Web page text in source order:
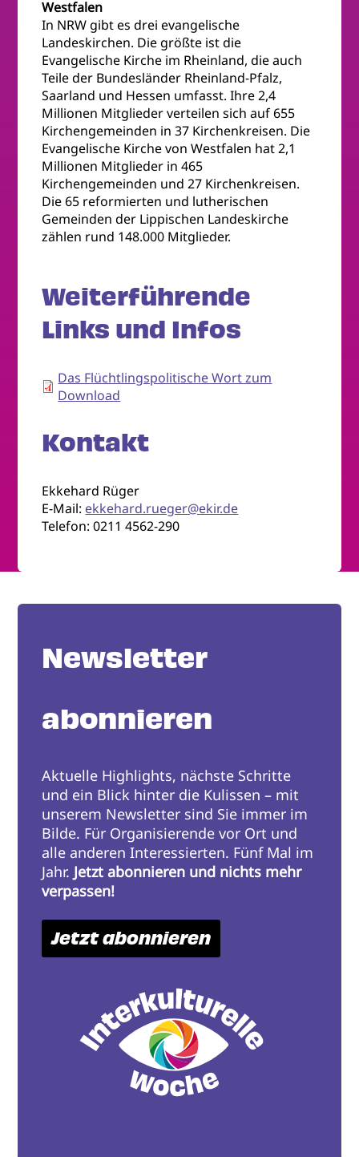
Westfalen
In NRW gibt es drei evangelische
Landeskirchen. Die größte ist die
Evangelische Kirche im Rheinland, die auch
Teile der Bundesländer Rheinland-Pfalz,
Saarland und Hessen umfasst. Ihre 2,4
Millionen Mitglieder verteilen sich auf 655
Kirchengemeinden in 37 Kirchenkreisen. Die
Evangelische Kirche von Westfalen hat 2,1
Millionen Mitglieder in 465
Kirchengemeinden und 27 Kirchenkreisen.
Die 65 reformierten und lutherischen
Gemeinden der Lippischen Landeskirche
zählen rund 148.000 Mitglieder.
Weiterführende
Links und Infos
Das Flüchtlingspolitische Wort zum
Download
Kontakt
Ekkehard Rüger
E-Mail: ekkehard.rueger@ekir.de
Telefon: 0211 4562-290
Newsletter
abonnieren
Aktuelle Highlights, nächste Schritte
und ein Blick hinter die Kulissen – mit
unserem Newsletter sind Sie immer im
Bilde. Für Organisierende vor Ort und
alle anderen Interessierten. Fünf Mal im
Jahr. Jetzt abonnieren und nichts mehr
verpassen!
Jetzt abonnieren